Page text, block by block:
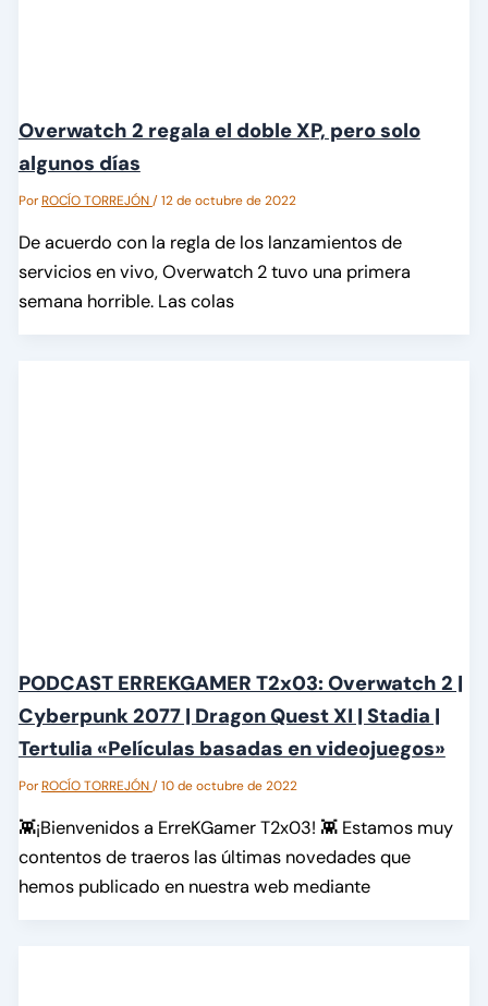
Overwatch 2 regala el doble XP, pero solo
algunos días
PorROCÍO TORREJÓN/12 de octubre de 2022
De acuerdo con la regla de los lanzamientos de
servicios en vivo, Overwatch 2 tuvo una primera
semana horrible. Las colas
PODCAST ERREKGAMER T2x03: Overwatch 2 |
Cyberpunk 2077 | Dragon Quest XI | Stadia |
Tertulia «Películas basadas en videojuegos»
PorROCÍO TORREJÓN/10 de octubre de 2022
👾¡Bienvenidos a ErreKGamer T2x03! 👾 Estamos muy
contentos de traeros las últimas novedades que
hemos publicado en nuestra web mediante